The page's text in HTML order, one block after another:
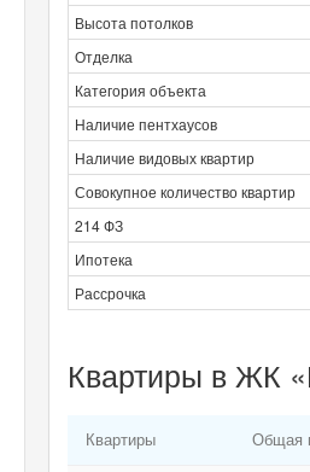
Высота потолков
Отделка
Категория объекта
Наличие пентхаусов
Наличие видовых квартир
Совокупное количество квартир
214 ФЗ
Ипотека
Рассрочка
Квартиры в ЖК
Квартиры Общая